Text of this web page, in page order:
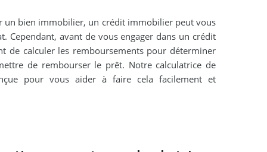
un bien immobilier, un crédit immobilier peut vous
Cependant, avant de vous engager dans un crédit
de calculer les remboursements pour déterminer
de rembourser le prêt. Notre calculatrice de
pour vous aider à faire cela facilement et